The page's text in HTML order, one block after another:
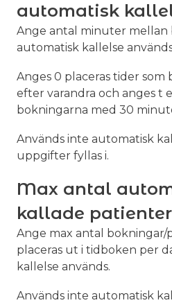
automatisk
Ange antal minuter mellan
automatisk kallelse
Anges 0 placeras tider som
efter varandra och anges t
bokningarna med 30
Används inte automatisk
uppgifter fyllas i.
Max antal
kallade
Ange max antal bokningar/
placeras ut i tidboken per
kallelse används.
Används inte automatisk